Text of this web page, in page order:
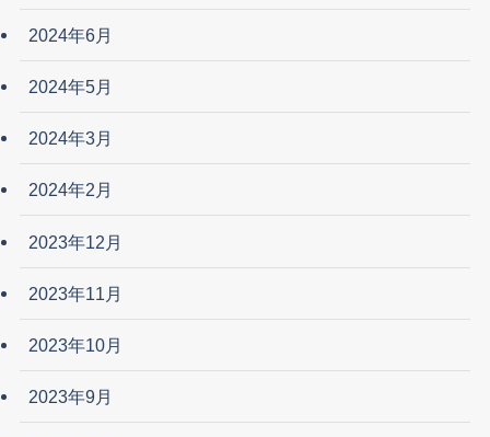
2024年6月
2024年5月
2024年3月
2024年2月
2023年12月
2023年11月
2023年10月
2023年9月